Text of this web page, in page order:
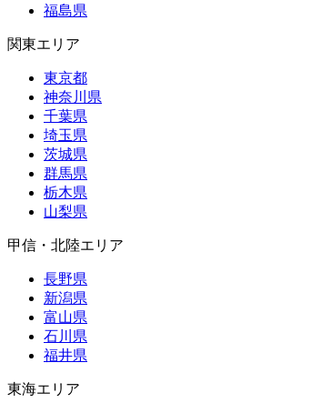
福島県
関東エリア
東京都
神奈川県
千葉県
埼玉県
茨城県
群馬県
栃木県
山梨県
甲信・北陸エリア
長野県
新潟県
富山県
石川県
福井県
東海エリア